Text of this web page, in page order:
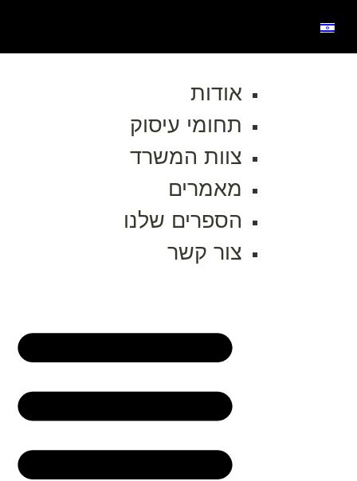
אודות
תחומי עיסוק
צוות המשרד
מאמרים
הספרים שלנו
צור קשר